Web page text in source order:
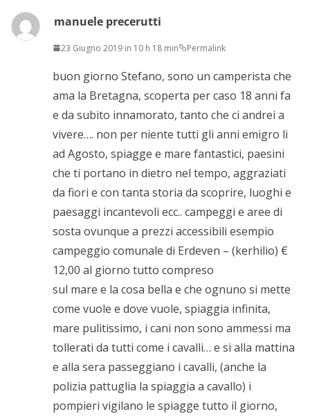
manuele precerutti
23 Giugno 2019 in 10 h 18 min Permalink
buon giorno Stefano, sono un camperista che
ama la Bretagna, scoperta per caso 18 anni fa
e da subito innamorato, tanto che ci andrei a
vivere…. non per niente tutti gli anni emigro li
ad Agosto, spiagge e mare fantastici, paesini
che ti portano in dietro nel tempo, aggraziati
da fiori e con tanta storia da scoprire, luoghi e
paesaggi incantevoli ecc.. campeggi e aree di
sosta ovunque a prezzi accessibili esempio
campeggio comunale di Erdeven – (kerhilio) €
12,00 al giorno tutto compreso
sul mare e la cosa bella e che ognuno si mette
come vuole e dove vuole, spiaggia infinita,
mare pulitissimo, i cani non sono ammessi ma
tollerati da tutti come i cavalli… e si alla mattina
e alla sera passeggiano i cavalli, (anche la
polizia pattuglia la spiaggia a cavallo) i
pompieri vigilano le spiagge tutto il giorno,